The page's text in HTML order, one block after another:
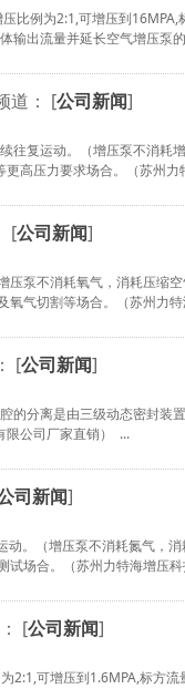
比例为2:1,可增压到
出流量并延长空气增压泵
道： [公司新闻]
往复运动。（增压泵不消耗
高压力要求场合。（苏州
[公司新闻]
泵不消耗氧气，消耗压缩
气切割等场合。（苏州力
[公司新闻]
的分离是由三级动态密封装
限公司厂家直销） ...
司新闻]
。（增压泵不消耗氮气，
试场合。（苏州力特海增压
[公司新闻]
2:1,可增压到1.6MPA,标方